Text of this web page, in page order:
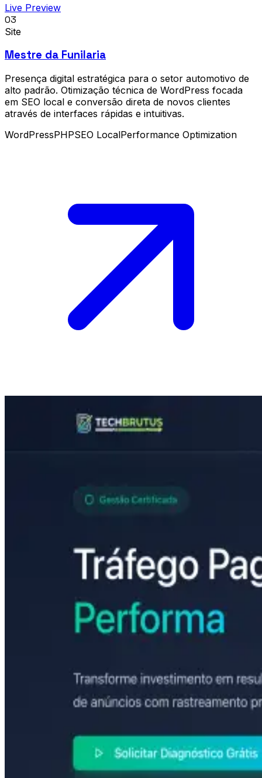
Live Preview
03
Site
Mestre da Funilaria
Presença digital estratégica para o setor automotivo de
alto padrão. Otimização técnica de WordPress focada
em SEO local e conversão direta de novos clientes
através de interfaces rápidas e intuitivas.
WordPressPHPSEO LocalPerformance Optimization